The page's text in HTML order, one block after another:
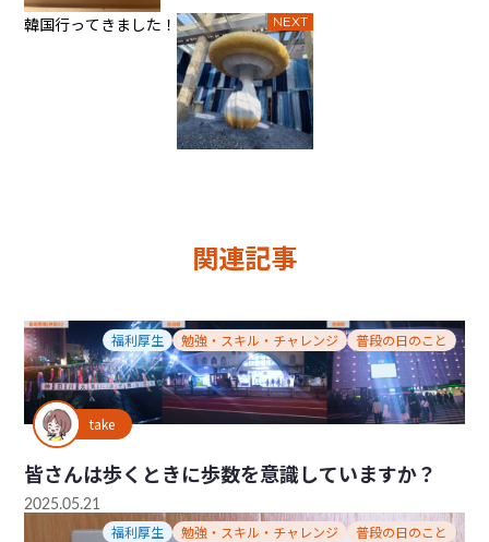
NEXT
韓国行ってきました！
関連記事
福利厚生 勉強・スキル・チャレンジ 普段の日のこと
take
皆さんは歩くときに歩数を意識していますか？
2025.05.21
福利厚生 勉強・スキル・チャレンジ
普段の日のこと